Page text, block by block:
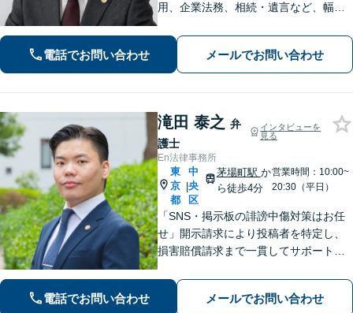
用、企業法務、相続・遺言など、幅広
いる方の力になりたいと思い、弁護士
になりました。お気軽にご相談くださ
い。【電話相談可】【休日面談可】
電話でお問い合わせ メールでお問い合わせ
滝田 泰之 弁
護士
インタビューを
見る
En法律事務所
東
京
都
|
中
央
区
茅場町駅 か
ら徒歩4分
営業時間：10:00~
20:30（平日）
「SNS・掲示板の誹謗中傷対策はお任
せ」開示請求により投稿者を特定し、
損害賠償請求まで一貫してサポート
士：法的に難しい問題でも尽力」【初
回相談60分無料】【弁護士直通電話相
電話でお問い合わせ メールでお問い合わせ